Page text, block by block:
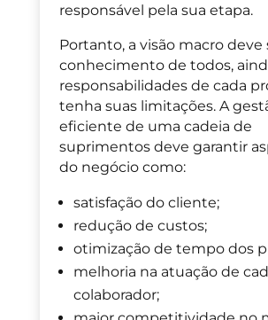
responsável pela sua etapa.
Portanto, a visão macro deve
conhecimento de todos,
responsabilidadesde cada
tenha suas limitações.A
eficiente de uma cadeia de
suprimentos deve garantir
do negócio como:
satisfação do cliente;
redução de custos;
otimização de tempo dos
melhoria na atuação de
colaborador;